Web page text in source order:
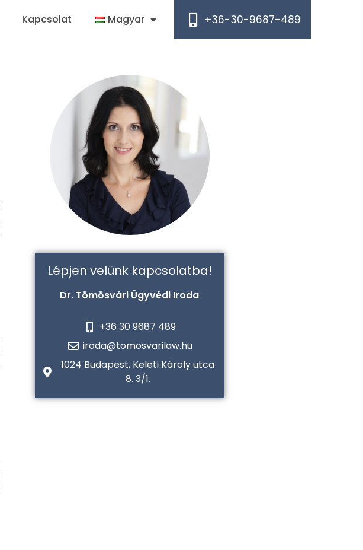
Kapcsolat Magyar +36-30-9687-489
Lépjen velünk kapcsolatba!
Dr. Tömösvári Ügyvédi Iroda
+36 30 9687 489
iroda@tomosvarilaw.hu
1024 Budapest, Keleti Károly utca
8. 3/1.